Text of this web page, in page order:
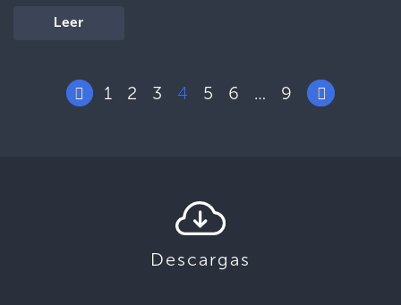
Leer
1 2 3 4 5 6 … 9
Descargas